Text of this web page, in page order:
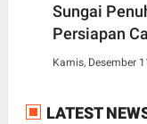
Sungai
Persiapan
Kamis, Desember
LATEST